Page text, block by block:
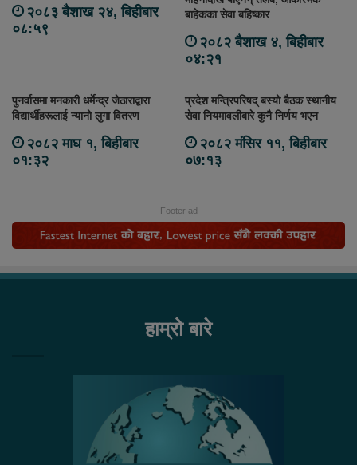
२०८३ बैशाख २४, बिहीबार
०८:५९
बाहेकका सेवा बहिष्कार
२०८२ बैशाख ४, बिहीबार
०४:२१
पुनर्वासमा मनकारी धर्मेन्द्र जेठाराद्वारा
विद्यार्थीहरूलाई न्यानो लुगा वितरण
२०८२ माघ १, बिहीबार
०१:३२
प्रदेश मन्त्रिपरिषद् बस्यो बैठक स्थानीय
सेवा नियमावलीबारे कुनै निर्णय भएन
२०८२ मंसिर ११, बिहीबार
०७:१३
Footer ad
हाम्रो बारे